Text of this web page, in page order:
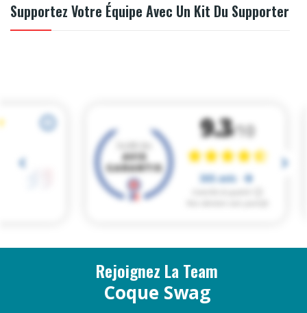
Supportez Votre Équipe Avec Un Kit Du Supporter
Rejoignez La Team
Coque Swag